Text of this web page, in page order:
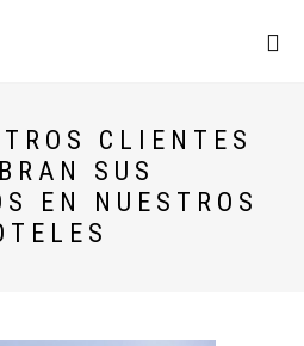
CLIENTES
SUS
EN NUESTROS